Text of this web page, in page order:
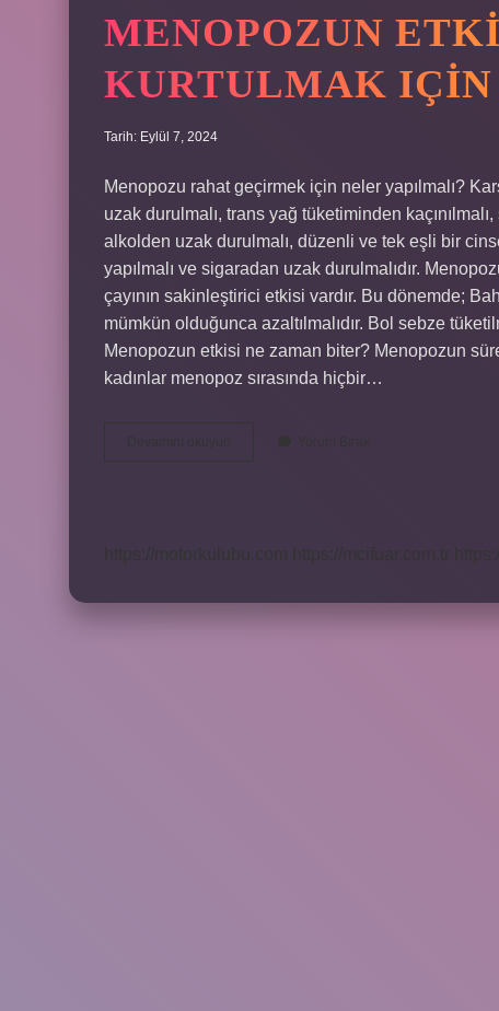
MENOPOZUN
KURTULMAK
Tarih: Eylül 7, 2024
Menopozu rahat geçirmek için neler yapılmalı?
uzak durulmalı, trans yağ tüketiminden
alkolden uzak durulmalı, düzenli ve tek eşli bir
yapılmalı ve sigaradan uzak durulmalıdır.
çayının sakinleştirici etkisi vardır. Bu dönemde;
mümkün olduğunca azaltılmalıdır. Bol sebze
Menopozun etkisi ne zaman biter? Menopozun
kadınlar menopoz sırasında hiçbir…